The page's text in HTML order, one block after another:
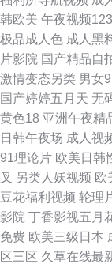
韩欧美 午夜视频123
极品成人色 成人黑
片影院 国产精品自
激情变态另类 男女
国产婷婷五月天 无
黄色18 亚洲午夜精
日韩午夜场 成人视
91理论片 欧美日韩
叉 另类人妖视频 欧
豆花福利视频 轮理
影院 丁香影视五月
免费 欧美三级日本
区三区 久草在线最